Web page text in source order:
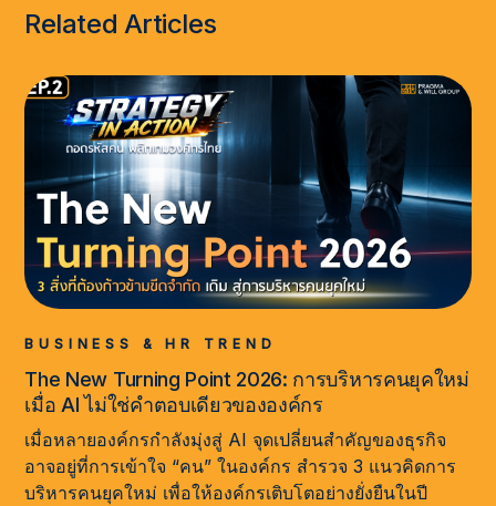
Related Articles
BUSINESS & HR TREND
The New Turning Point 2026: การบริหารคนยุคใหม่
เมื่อ AI ไม่ใช่คำตอบเดียวขององค์กร
เมื่อหลายองค์กรกำลังมุ่งสู่ AI จุดเปลี่ยนสำคัญของธุรกิจ
อาจอยู่ที่การเข้าใจ “คน” ในองค์กร สำรวจ 3 แนวคิดการ
บริหารคนยุคใหม่ เพื่อให้องค์กรเติบโตอย่างยั่งยืนในปี